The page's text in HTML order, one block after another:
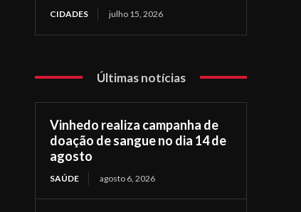
CIDADES julho 15, 2026
Últimas notícias
Vinhedo realiza campanha de
doação de sangue no dia 14 de
agosto
SAÚDE agosto 6, 2026